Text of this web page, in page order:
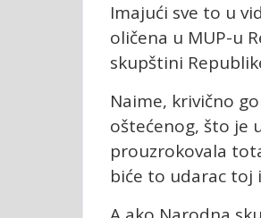
Imajući sve to u
oličena u MUP-u
skupštini
Naime, krivično
oštećenog, što je
prouzrokovala
biće to udarac toj